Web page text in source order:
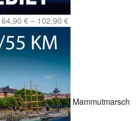
64,90 €– 102,90 €
Mammutmarsch